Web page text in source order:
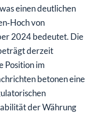
einen deutlichen
von
2024 bedeutet. Die
derzeit
Position im
betonen eine
der Währung